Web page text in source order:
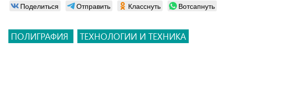
Поделиться Отправить Класснуть Вотсапнуть
ПОЛИГРАФИЯ ТЕХНОЛОГИИ И ТЕХНИКА